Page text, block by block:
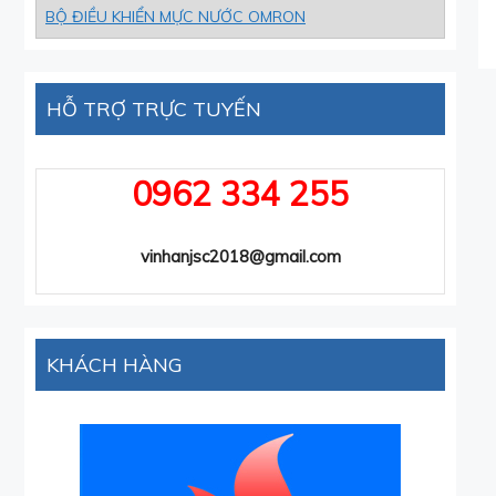
BỘ ĐIỀU KHIỂN MỰC NƯỚC OMRON
HỖ TRỢ TRỰC TUYẾN
0962 334 255
vinhanjsc2018@gmail.com
KHÁCH HÀNG